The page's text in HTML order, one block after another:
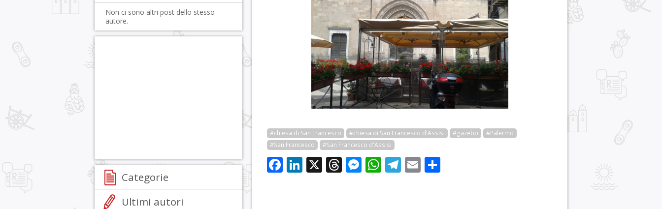
#chiesa di San Francesco #chiesa di San Francesco d'Assisi #gazebo
#Palermo
#San Francesco
#San Francesco d'Assisi
Facebook
LinkedIn
X Threads
Messenger
WhatsApp
Telegram
Email
Non ci sono altri post dello stesso
autore.
Categorie
Ultimi autori